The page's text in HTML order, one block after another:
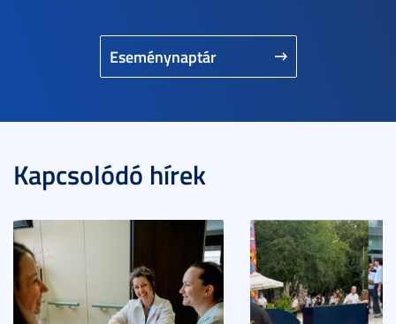
Eseménynaptár
Kapcsolódó hírek